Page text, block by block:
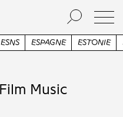
ETATS-UNIS ETUDES
Music